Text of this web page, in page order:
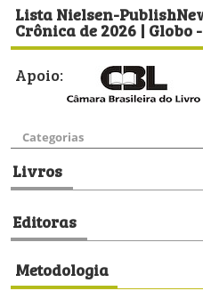
Lista Nielsen-
Crônica de 2026 | Globo
Apoio:
Categorias
Livros
Editoras
Metodologia